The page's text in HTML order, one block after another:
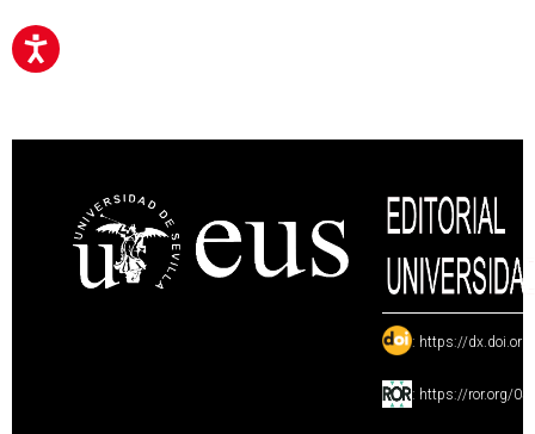
: https://
: https://ror.org/